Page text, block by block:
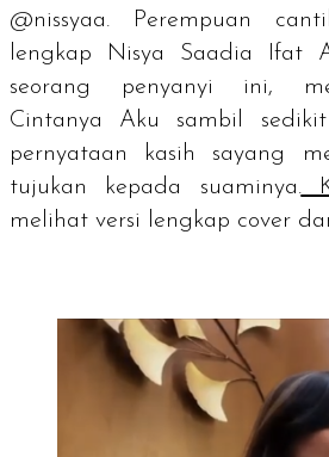
@nissyaa. Perempuan
lengkap Nisya Saadia Ifat
seorang penyanyi ini,
Cintanya Aku
sambil
pernyataan kasih sayang
tujukan kepada suaminya.
melihat versi lengkap cover